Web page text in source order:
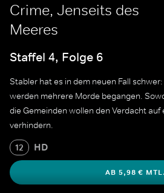
Crime, Jenseits des
Meeres
Staffel 4, Folge 6
Stabler hat es in dem neuen Fall
werden mehrere Morde begangen.
die Gemeinden wollen den Verdacht auf
verhindern.
12 HD
AB 5,98 € MTL.